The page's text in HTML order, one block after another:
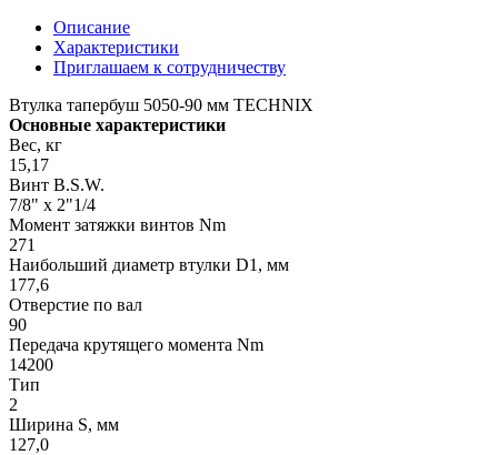
Описание
Характеристики
Приглашаем к сотрудничеству
Втулка тапербуш 5050-90 мм TECHNIX
Основные характеристики
Вес, кг
15,17
Винт B.S.W.
7/8" х 2"1/4
Момент затяжки винтов Nm
271
Наибольший диаметр втулки D1, мм
177,6
Отверстие по вал
90
Передача крутящего момента Nm
14200
Тип
2
Ширина S, мм
127,0